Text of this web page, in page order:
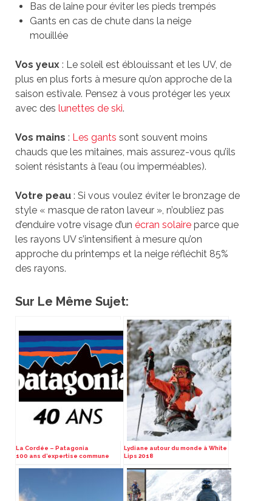
Bas de laine pour éviter les pieds trempés
Gants en cas de chute dans la neige
mouillée
Vos yeux: Le soleil est éblouissant et les UV, de
plus en plus forts à mesure qu’on approche de la
saison estivale. Pensez à vous protéger les yeux
avec des lunettes de ski.
Vos mains : Les gants sont souvent moins
chauds que les mitaines, mais assurez-vous qu’ils
soient résistants à l’eau (ou imperméables).
Votre peau: Si vous voulez éviter le bronzage de
style « masque de raton laveur », n’oubliez pas
d’enduire votre visage d’un écran solaireparce que
les rayons UV s’intensifient à mesure qu’on
approche du printemps et la neige réfléchit 85%
des rayons.
Sur Le Même Sujet:
La Cordée – Patagonia
100 ans d’expertise commune
Lydiane autour du monde à White
Lips 2018